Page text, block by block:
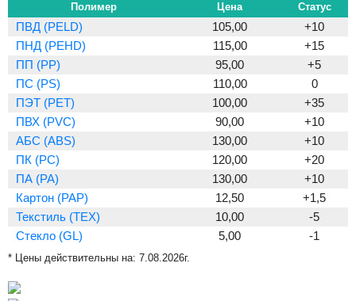
Полимер Цена Статус
ПВД (PELD) 105,00
+10
ПНД (PEHD)
115,00
+15
ПП (PP)
95,00
+5
ПС (PS)
110,00
0
ПЭТ (PET)
100,00
+35
ПВХ (PVC)
90,00
+10
АБС (ABS)
130,00
+10
ПК (PC)
120,00
+20
ПА (PA)
130,00
+10
Картон (PAP)
12,50
+1,5
Текстиль (TEX)
10,00
-5
Стекло (GL)
5,00 -1
* Цены действительны на: 7.08.2026г.